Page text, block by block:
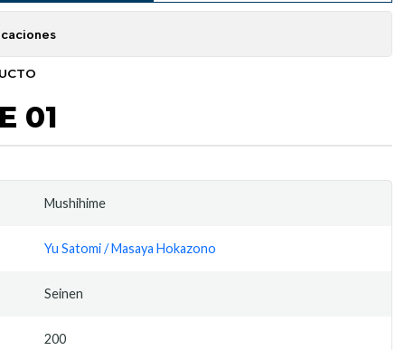
01
Mushihime
Yu Satomi / Masaya Hokazono
Seinen
200